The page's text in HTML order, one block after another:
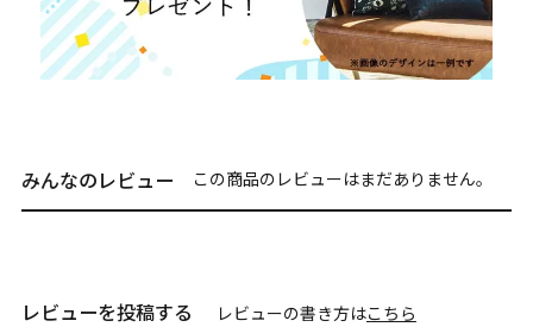
みんなのレビュー この商品のレビューはまだありません。
レビューを投稿する レビューの書き方はこちら